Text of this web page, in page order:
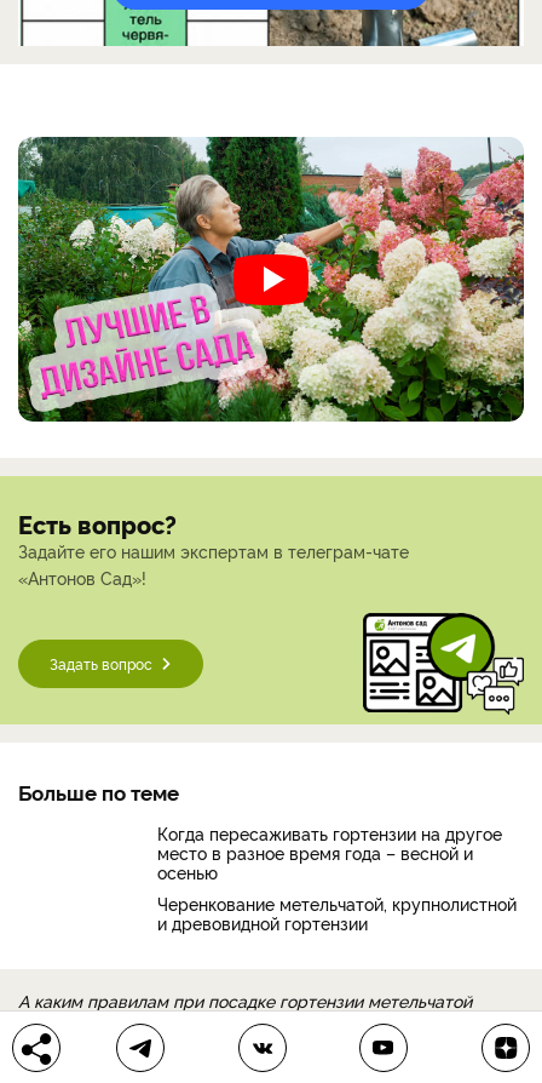
Есть вопрос?
Задайте его нашим экспертам в телеграм-чате
«Антонов Сад»!
Задать вопрос
Больше по теме
Когда пересаживать гортензии на другое
место в разное время года – весной и
осенью
Черенкование метельчатой, крупнолистной
и древовидной гортензии
А каким правилам при посадке гортензии метельчатой
следуете вы? Делитесь полезными рекомендациями в
комментариях!